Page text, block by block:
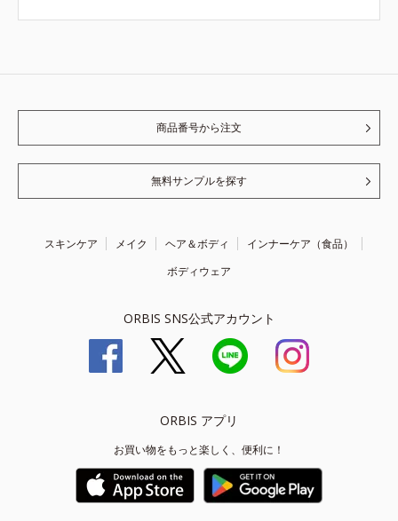
商品番号から注文
無料サンプルを探す
スキンケア メイク ヘア＆ボディ
インナーケア（食品）
ボディウェア
ORBIS SNS公式アカウント
ORBIS アプリ
お買い物をもっと楽しく、便利に！